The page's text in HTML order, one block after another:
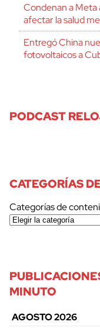
Condenan a Meta
afectar la salud
Entregó China
fotovoltaicos a
PODCAST
CATEGORÍAS
Categorías de
MINUTO
AGOSTO 2026